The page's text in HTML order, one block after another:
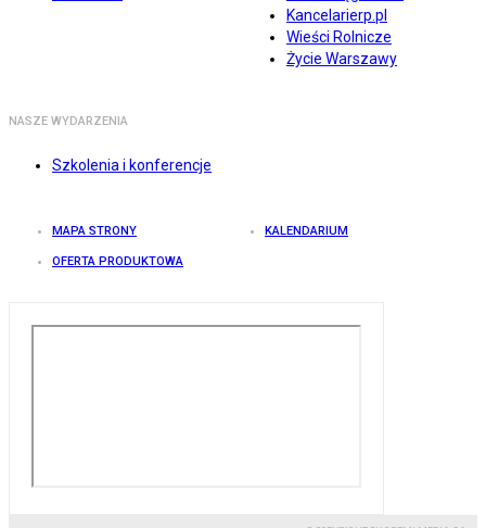
Kancelarierp.pl
Wieści Rolnicze
Życie Warszawy
NASZE WYDARZENIA
Szkolenia i konferencje
MAPA STRONY KALENDARIUM
OFERTA PRODUKTOWA